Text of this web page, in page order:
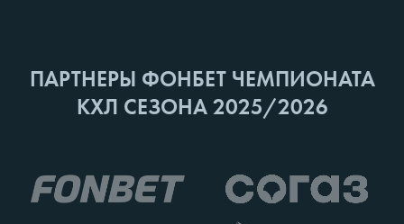
ПАРТНЕРЫ ФОНБЕТ ЧЕМПИОНАТА
КХЛ СЕЗОНА 2025/2026